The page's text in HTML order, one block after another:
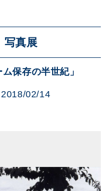
真展
保存の半世紀」
02/14